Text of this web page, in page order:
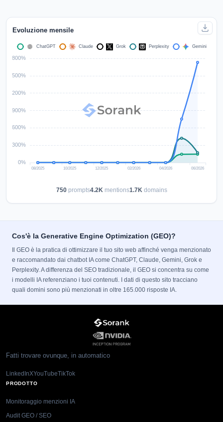
Evoluzione mensile
750prompts4.2Kmentions1.7Kdomains
Cos'è la Generative Engine Optimization (GEO)?
Il GEO è la pratica di ottimizzare il tuo sito web affinché venga menzionato
e raccomandato dai chatbot IA come ChatGPT, Claude, Gemini, Grok e
Perplexity. A differenza del SEO tradizionale, il GEO si concentra su come
i modelli IA referenziano i tuoi contenuti. I dati di questo sito tracciano
quali domini sono più menzionati in oltre 165.000 risposte IA.
Fatti trovare ovunque, in automatico
LinkedInXYouTubeTikTok
PRODOTTO
Monitoraggio menzioni IA
Audit GEO / SEO